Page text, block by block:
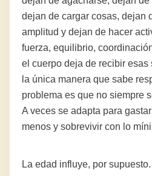
dejan de cargar cosas, dejan
amplitud y dejan de hacer
fuerza, equilibrio,
el cuerpo deja de recibir
la única manera que sabe
problema es que no siempre
A veces se adapta para
menos y sobrevivir con lo
La edad influye, por